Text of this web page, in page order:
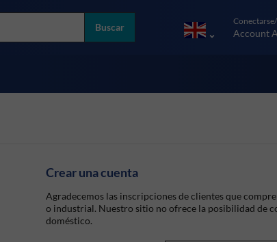
Buscar
Account
Crear una cuenta
Agradecemos las inscripciones de clientes que
o industrial. Nuestro sitio no ofrece la posibilidad de
doméstico.